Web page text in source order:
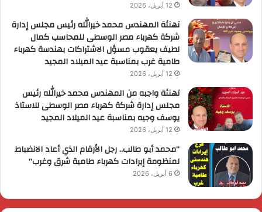
12 أبريل، 2026
تهنئة المهندس محمد خيرالله رئيس مجلس إدارة
شركة كهرباء مصر الوسطى للمحاسب كمال
لطيف يعقوب مسؤل الاشتراكات بهندسة كهرباء
طامية غرب بمناسبة عيد الميلاد المجيد
12 أبريل، 2026
تهنئة واجبه من المهندس محمد خيرالله رئيس
مجلس إدارة شركة كهرباء مصر الوسطى للاستاذ
يوسف وجيه بمناسبة عيد الميلاد المجيد
12 أبريل، 2026
“محمد أبو طالب.. رجل الأرقام الذي أعاد الانضباط
لمنظومة إيرادات كهرباء طامية شرق وغرب”
6 أبريل، 2026